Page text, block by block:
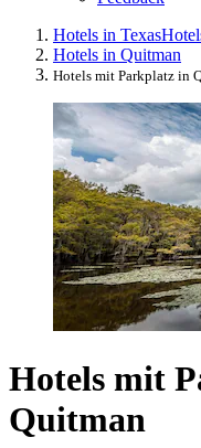
Hotels in Texas
Hotels in Quitman
Hotels mit Parkplatz in
Hotels mit
Quitman